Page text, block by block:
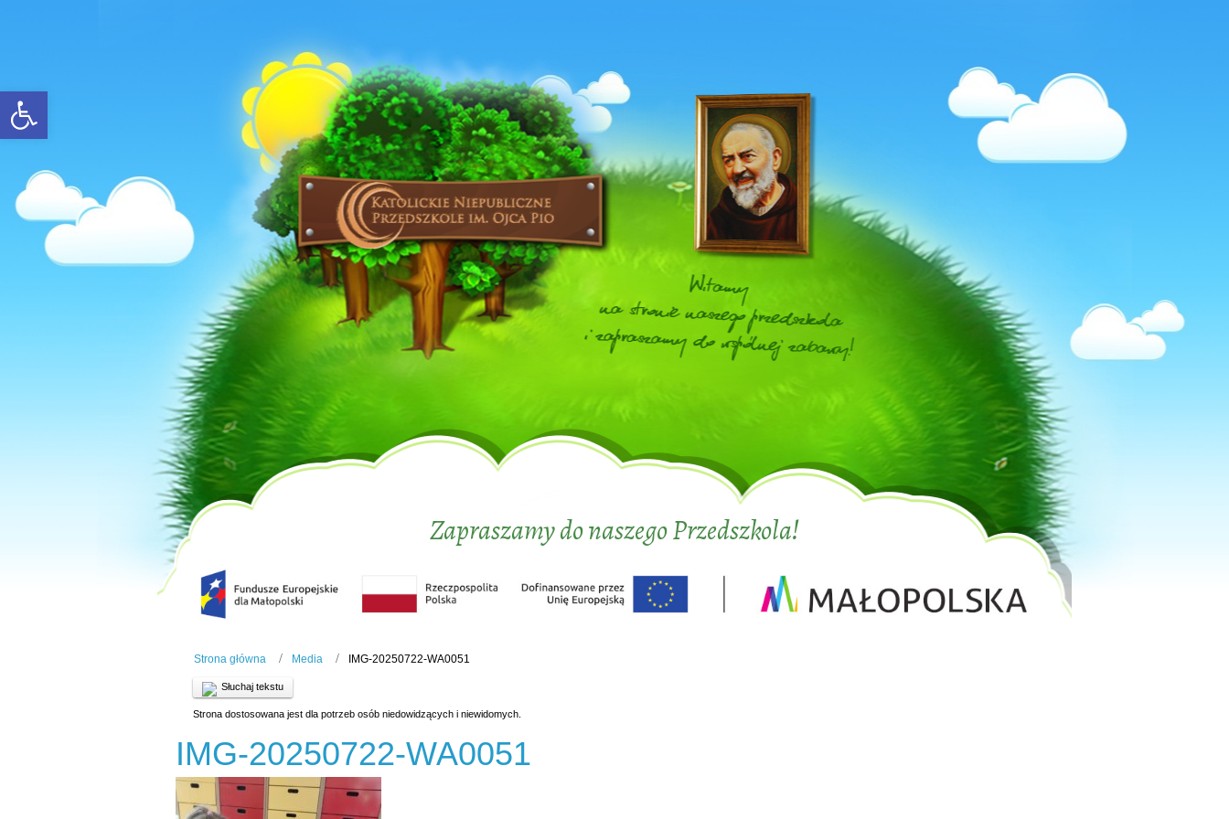
Open toolbar
Zapraszamy do naszego Przedszkola!
Strona główna Media IMG-20250722-WA0051
Słuchaj tekstu
Strona dostosowana jest dla potrzeb osób niedowidzących i niewidomych.
IMG-20250722-WA0051